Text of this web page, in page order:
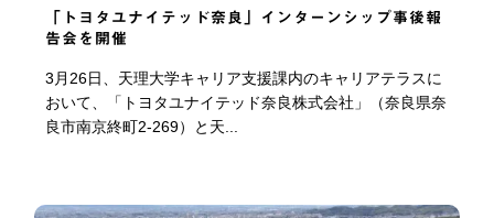
「トヨタユナイテッド奈良」インターンシップ事後報
告会を開催
3月26日、天理大学キャリア支援課内のキャリアテラスに
おいて、「トヨタユナイテッド奈良株式会社」（奈良県奈
良市南京終町2-269）と天...